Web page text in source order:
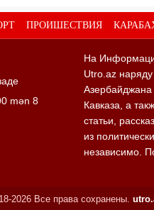
ПРОИШЕСТВИЯ
mən 8
На
Utro.az
Азербайджана
Кавказа, а
статьи,
из
независимо.
2026 Все права сохранены.